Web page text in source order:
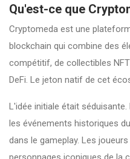
Qu'est-ce que
Cryptomeda est une
blockchain qui combine des
compétitif, de collectibles
DeFi. Le jeton natif de cet
L'idée initiale était
les événements historiques
dans le gameplay. Les